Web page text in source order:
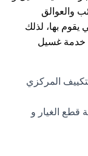
والعوالق
يقوم بها، لذلك
خدمة غسيل
المركزي
قطع الغيار و